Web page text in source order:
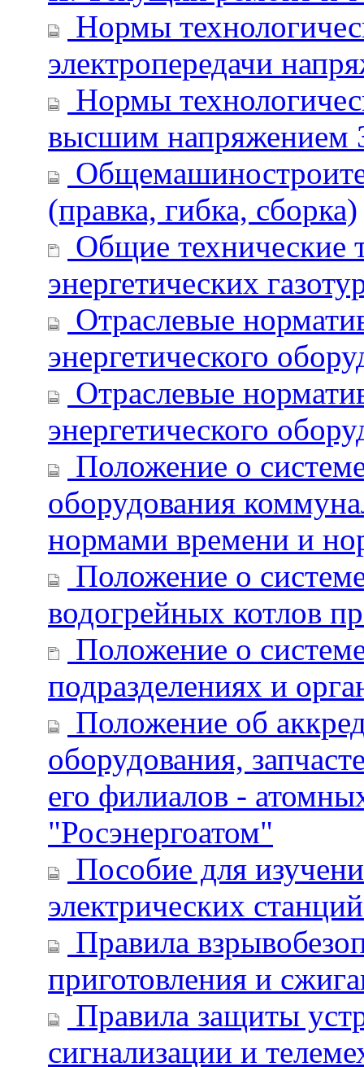
Нормы
электропередачи
Нормы
высшим напряжением
(правка, гибка, сборка)
Общие технические
энергетических
Отраслевые
энергетического
Отраслевые
энергетического
Положение о
оборудования
нормами времени и
Положение о
водогрейных котлов
Положение о
подразделениях и
Положение об
оборудования,
его филиалов -
"Росэнергоатом"
Пособие для
электрических
Правила
приготовления и
Правила защиты
сигнализации и